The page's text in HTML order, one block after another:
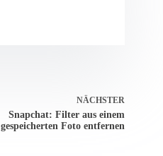
NÄCHSTER
Snapchat: Filter aus einem
gespeicherten Foto entfernen